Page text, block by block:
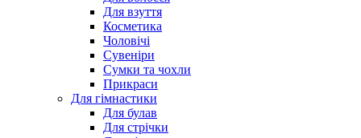
Для взуття
Косметика
Чоловічі
Сувеніри
Сумки та чохли
Прикраси
Для гімнастики
Для булав
Для стрічки